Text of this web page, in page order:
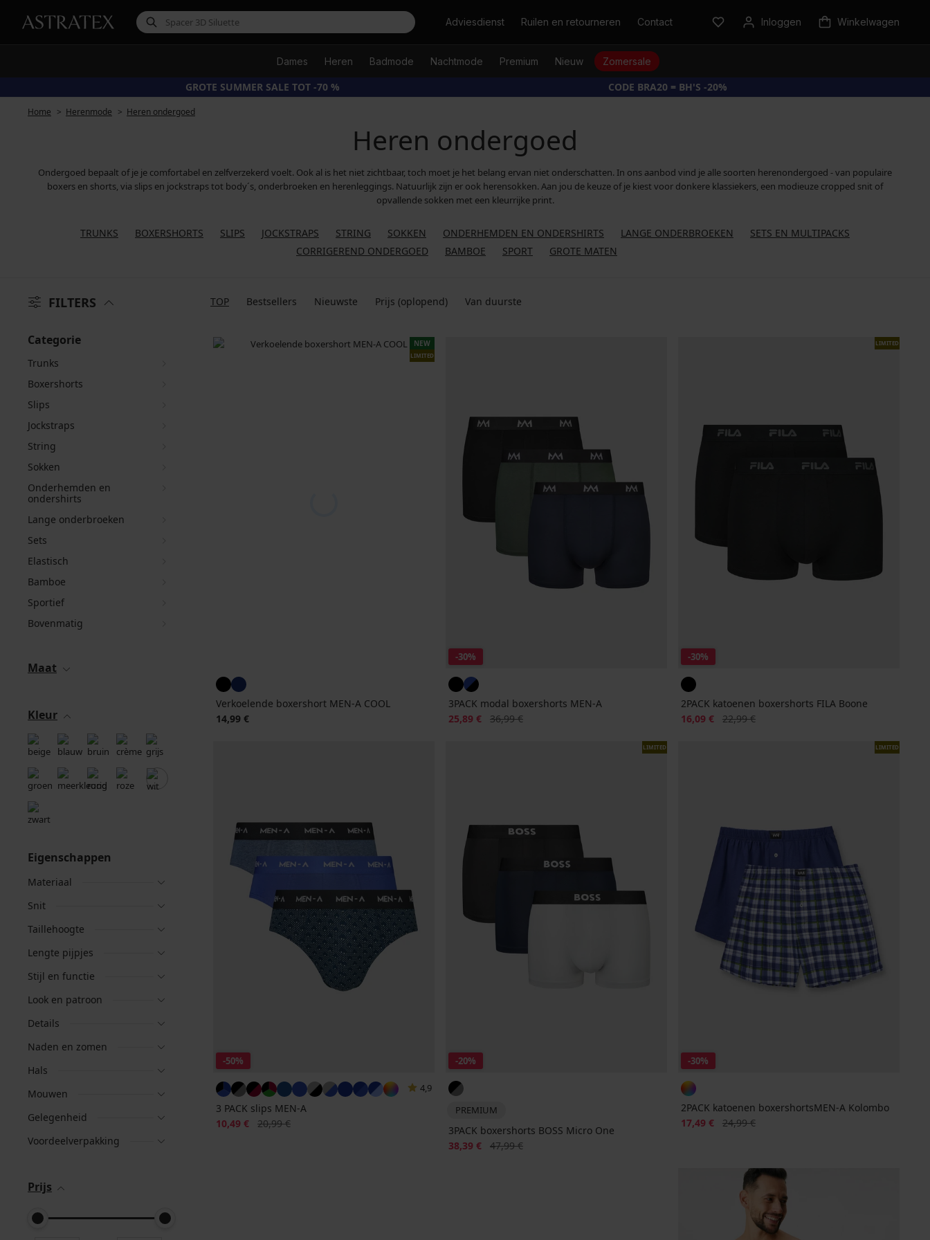
ZoekenAdviesdienst Ruilen en retourneren Contact Inloggen Winkelwagen
Dames Heren Badmode Nachtmode Premium Nieuw Zomersale
GROTE SUMMER SALE TOT -70 % CODE BRA20 = BH'S -20%
Home Herenmode Heren ondergoed
Heren ondergoed
Ondergoed bepaalt of je je comfortabel en zelfverzekerd voelt. Ook al is het niet zichtbaar, toch moet je het belang ervan niet onderschatten. In ons aanbod vind je alle soorten herenondergoed - van populaire
boxers en shorts, via slips en jockstraps tot body´s, onderbroeken en herenleggings. Natuurlijk zijn er ook herensokken. Aan jou de keuze of je kiest voor donkere klassiekers, een modieuze cropped snit of
opvallende sokken met een kleurrijke print.
TRUNKS BOXERSHORTS SLIPS JOCKSTRAPS STRING SOKKEN ONDERHEMDEN EN ONDERSHIRTS LANGE ONDERBROEKEN
SETS EN MULTIPACKS
CORRIGEREND ONDERGOED
BAMBOE SPORT GROTE MATEN
FILTERS TOP Bestsellers Nieuwste Prijs (oplopend) Van duurste
Categorie
Trunks
Boxershorts
Slips
Jockstraps
String
Sokken
Onderhemden en
ondershirts
Lange onderbroeken
Sets
Elastisch
Bamboe
Sportief
Bovenmatig
Maat
Kleur
Eigenschappen
Materiaal
Snit
Taillehoogte
Lengte pijpjes
Stijl en functie
Look en patroon
Details
Naden en zomen
Hals
Mouwen
Gelegenheid
Voordeelverpakking
Prijs
NEW
LIMITED
Verkoelende boxershort MEN-A COOL
14,99 €
-30%
3PACK modal boxershorts MEN-A
Korting
25,89 € Oorspronkelijke prijs
36,99 €
LIMITED
-30%
2PACK katoenen boxershorts FILA Boone
Korting
16,09 € Oorspronkelijke prijs
22,99 €
-50%
4,9
3 PACK slips MEN-A
Korting
10,49 € Oorspronkelijke prijs
20,99 €
LIMITED
-20%
PREMIUM
3PACK boxershorts BOSS Micro One
Korting
38,39 € Oorspronkelijke prijs
47,99 €
LIMITED
-30%
2PACK katoenen boxershortsMEN-A Kolombo
Korting
17,49 € Oorspronkelijke prijs
24,99 €